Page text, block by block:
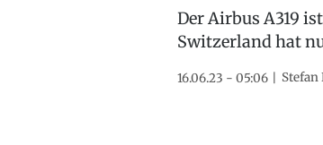
Der Airbus A319
Switzerland hat
16.06.23 - 05:06 Stefan